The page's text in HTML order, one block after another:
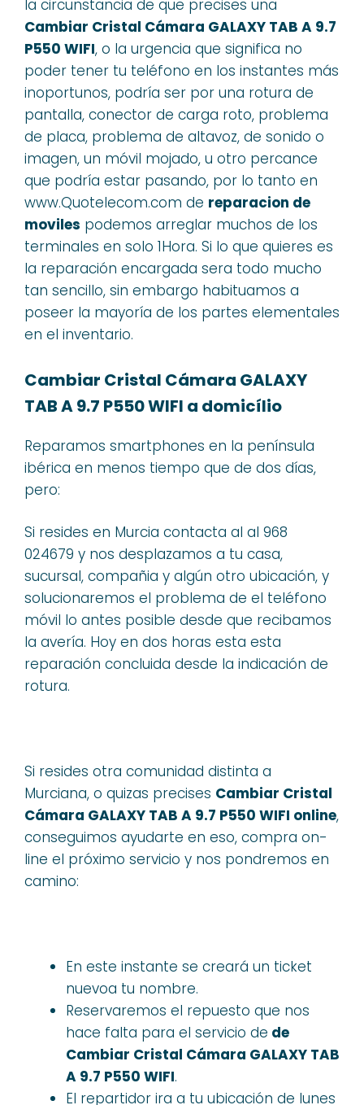
la circunstancia de que precises una
Cambiar Cristal Cámara GALAXY TAB A 9.7
P550 WIFI, o la urgencia que significa no
poder tener tu teléfono en los instantes más
inoportunos, podría ser por una rotura de
pantalla, conector de carga roto, problema
de placa, problema de altavoz, de sonido o
imagen, un móvil mojado, u otro percance
que podría estar pasando, por lo tanto en
www.Quotelecom.com de reparacion de
moviles podemos arreglar muchos de los
terminales en solo 1Hora. Si lo que quieres es
la reparación encargada sera todo mucho
tan sencillo, sin embargo habituamos a
poseer la mayoría de los partes elementales
en el inventario.
Cambiar Cristal Cámara GALAXY
TAB A 9.7 P550 WIFI a domicílio
Reparamos smartphones en la península
ibérica en menos tiempo que de dos días,
pero:
Si resides en Murcia contacta al al 968
024679 y nos desplazamos a tu casa,
sucursal, compañia y algún otro ubicación, y
solucionaremos el problema de el teléfono
móvil lo antes posible desde que recibamos
la avería. Hoy en dos horas esta esta
reparación concluida desde la indicación de
rotura.
Si resides otra comunidad distinta a
Murciana, o quizas precises Cambiar Cristal
Cámara GALAXY TAB A 9.7 P550 WIFI online,
conseguimos ayudarte en eso, compra on-
line el próximo servicio y nos pondremos en
camino:
En este instante se creará un ticket
nuevoa tu nombre.
Reservaremos el repuesto que nos
hace falta para el servicio de de
Cambiar Cristal Cámara GALAXY TAB
A 9.7 P550 WIFI.
El repartidor ira a tu ubicación de lunes